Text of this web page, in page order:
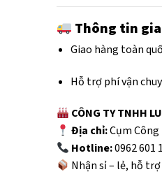
Thông tin
Giao hàng toàn
Hỗ trợ phí vận
CÔNG TY TNHH
Địa chỉ:Cụm Công
Hotline:0962 601
Nhận sỉ – lẻ, hỗ